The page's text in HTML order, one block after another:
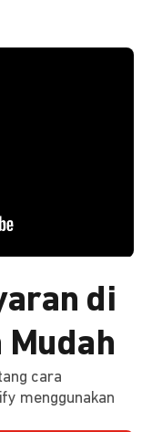
di
Mudah
cara
menggunakan